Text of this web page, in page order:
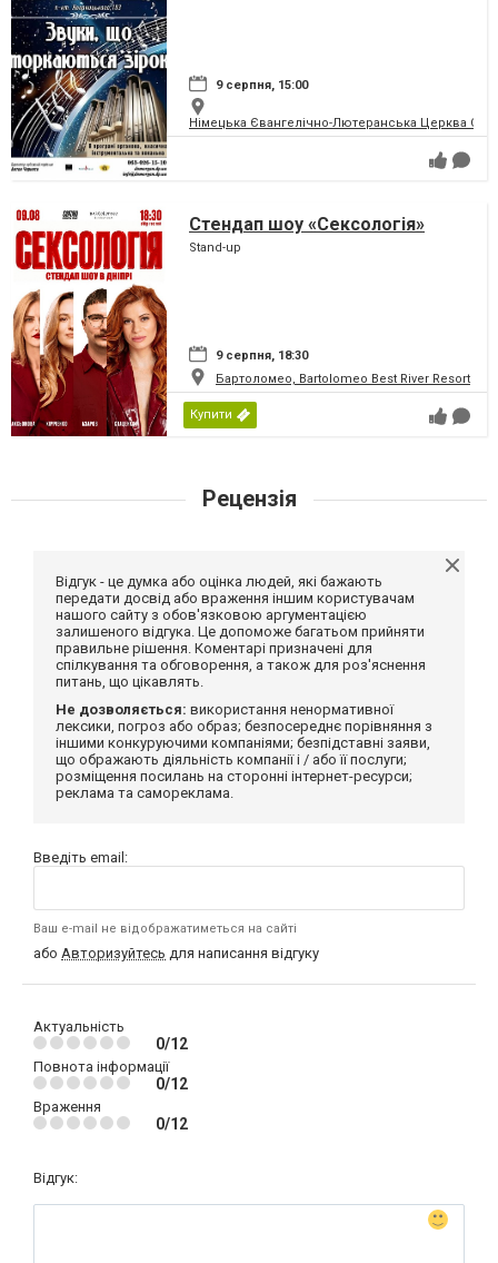
9 серпня, 15:00
Німецька Євангелічно-Лютеранська Церква
Стендап шоу «Сексологія»
Stand-up
9 серпня, 18:30
Бартоломео, Bartolomeo Best River Resort
Купити
Рецензія
Відгук - це думка або оцінка людей, які бажають
передати досвід або враження іншим користувачам
нашого сайту з обов'язковою аргументацією
залишеного відгука. Це допоможе багатьом прийняти
правильне рішення. Коментарі призначені для
спілкування та обговорення, а також для роз'яснення
питань, що цікавлять.
Не дозволяється: використання ненормативної
лексики, погроз або образ; безпосереднє порівняння з
іншими конкуруючими компаніями; безпідставні заяви,
що ображають діяльність компанії і / або її послуги;
розміщення посилань на сторонні інтернет-ресурси;
реклама та самореклама.
Введіть email:
Ваш e-mail не відображатиметься на сайті
або Авторизуйтесь для написання відгуку
Актуальність
0/12
Повнота інформації
0/12
Враження
0/12
Відгук: